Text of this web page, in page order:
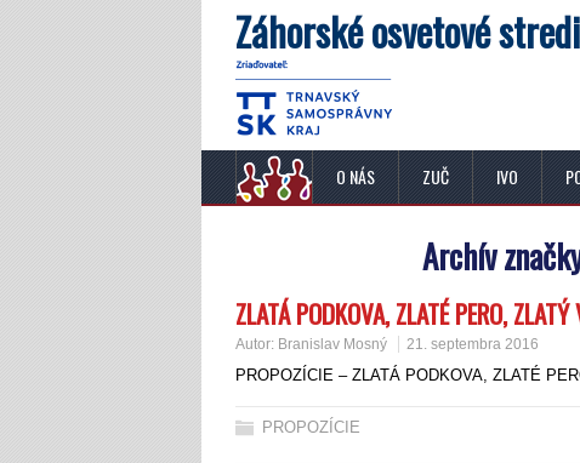
Záhorské osvetové
O NÁS ZUČ IVO
Archív
ZLATÁ PODKOVA, ZLATÉ PERO,
Autor: Branislav Mosný 21. septembra 2016
PROPOZÍCIE – ZLATÁ PODKOVA, ZLATÉ
PROPOZÍCIE